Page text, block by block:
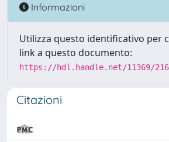
Informazioni
Utilizza questo identificativo per
link a questo documento:
https://hdl.handle.net/11369/
Citazioni